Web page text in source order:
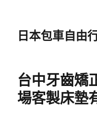
日本包車自由
台中牙齒矯
場客製床墊